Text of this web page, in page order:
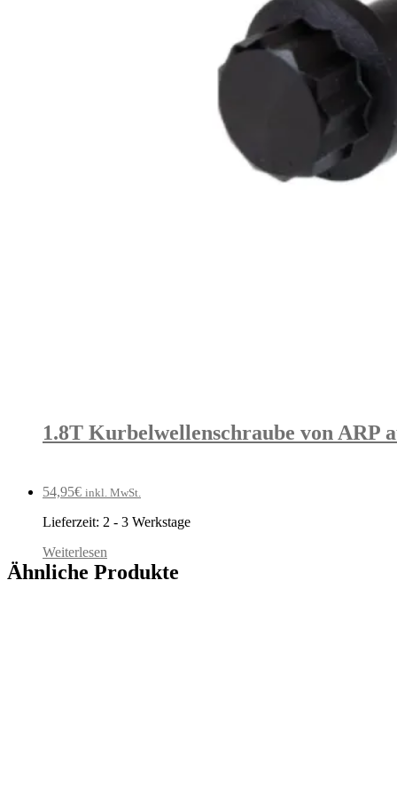
1.8T Kurbelwellenschraube von ARP
54,95€ inkl. MwSt.
Lieferzeit: 2 - 3 Werkstage
Weiterlesen
Ähnliche Produkte